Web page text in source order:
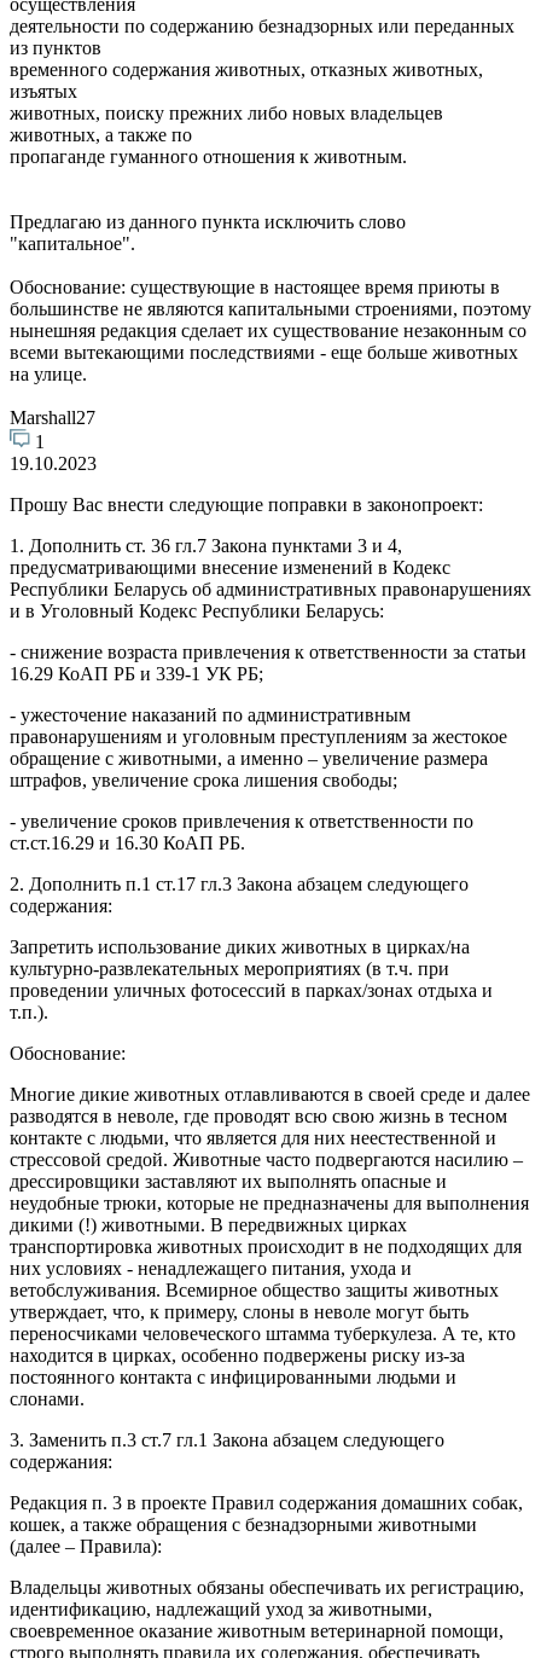
деятельности по содержанию безнадзорных или переданных
из пунктов
временного содержания животных, отказных животных,
изъятых
животных, поиску прежних либо новых владельцев
животных, а также по
пропаганде гуманного отношения к животным.
Предлагаю из данного пункта исключить слово
"капитальное".
Обоснование: существующие в настоящее время приюты в
большинстве не являются капитальными строениями, поэтому
нынешняя редакция сделает их существование незаконным со
всеми вытекающими последствиями - еще больше животных
на улице.
Marshall27
1
19.10.2023
Прошу Вас внести следующие поправки в законопроект:
1. Дополнить ст. 36 гл.7 Закона пунктами 3 и 4,
предусматривающими внесение изменений в Кодекс
Республики Беларусь об административных правонарушениях
и в Уголовный Кодекс Республики Беларусь:
- снижение возраста привлечения к ответственности за статьи
16.29 КоАП РБ и 339-1 УК РБ;
- ужесточение наказаний по административным
правонарушениям и уголовным преступлениям за жестокое
обращение с животными, а именно – увеличение размера
штрафов, увеличение срока лишения свободы;
- увеличение сроков привлечения к ответственности по
ст.ст.16.29 и 16.30 КоАП РБ.
2. Дополнить п.1 ст.17 гл.3 Закона абзацем следующего
содержания:
Запретить использование диких животных в цирках/на
культурно-развлекательных мероприятиях (в т.ч. при
проведении уличных фотосессий в парках/зонах отдыха и
т.п.).
Обоснование:
Многие дикие животных отлавливаются в своей среде и далее
разводятся в неволе, где проводят всю свою жизнь в тесном
контакте с людьми, что является для них неестественной и
стрессовой средой. Животные часто подвергаются насилию –
дрессировщики заставляют их выполнять опасные и
неудобные трюки, которые не предназначены для выполнения
дикими (!) животными. В передвижных цирках
транспортировка животных происходит в не подходящих для
них условиях - ненадлежащего питания, ухода и
ветобслуживания. Всемирное общество защиты животных
утверждает, что, к примеру, слоны в неволе могут быть
переносчиками человеческого штамма туберкулеза. А те, кто
находится в цирках, особенно подвержены риску из-за
постоянного контакта с инфицированными людьми и
слонами.
3. Заменить п.3 ст.7 гл.1 Закона абзацем следующего
содержания:
Редакция п. 3 в проекте Правил содержания домашних собак,
кошек, а также обращения с безнадзорными животными
(далее – Правила):
Владельцы животных обязаны обеспечивать их регистрацию,
идентификацию, надлежащий уход за животными,
своевременное оказание животным ветеринарной помощи,
строго выполнять правила их содержания, обеспечивать